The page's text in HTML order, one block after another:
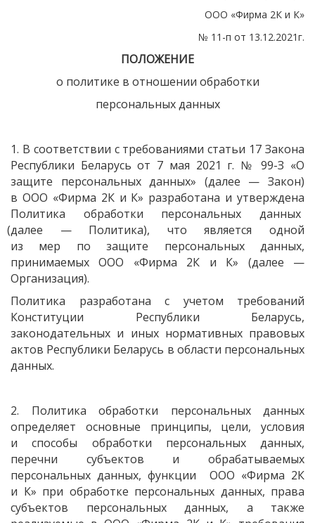
ООО «Фирма 2К и К»
№ 11-п от 13.12.2021г.
ПОЛОЖЕНИЕ
о политике в отношении обработки
персональных данных
1. В соответствии с требованиями статьи 17 Закона
Республики Беларусь от 7 мая 2021 г. № 99-З «О
защите персональных данных» (далее — Закон)
в ООО «Фирма 2К и К» разработана и утверждена
Политика обработки персональных данных
(далее — Политика), что является одной
из мер по защите персональных данных,
принимаемых ООО
«Фирма 2К и К» (далее —
Организация).
Политика разработана с учетом требований
Конституции Республики Беларусь,
законодательных и иных нормативных правовых
актов Республики Беларусь в области персональных
данных.
2. Политика обработки персональных данных
определяет основные принципы, цели, условия
и способы обработки персональных данных,
перечни субъектов и обрабатываемых
персональных данных, функции ООО «Фирма 2К
и К» при обработке персональных данных, права
субъектов персональных данных, а также